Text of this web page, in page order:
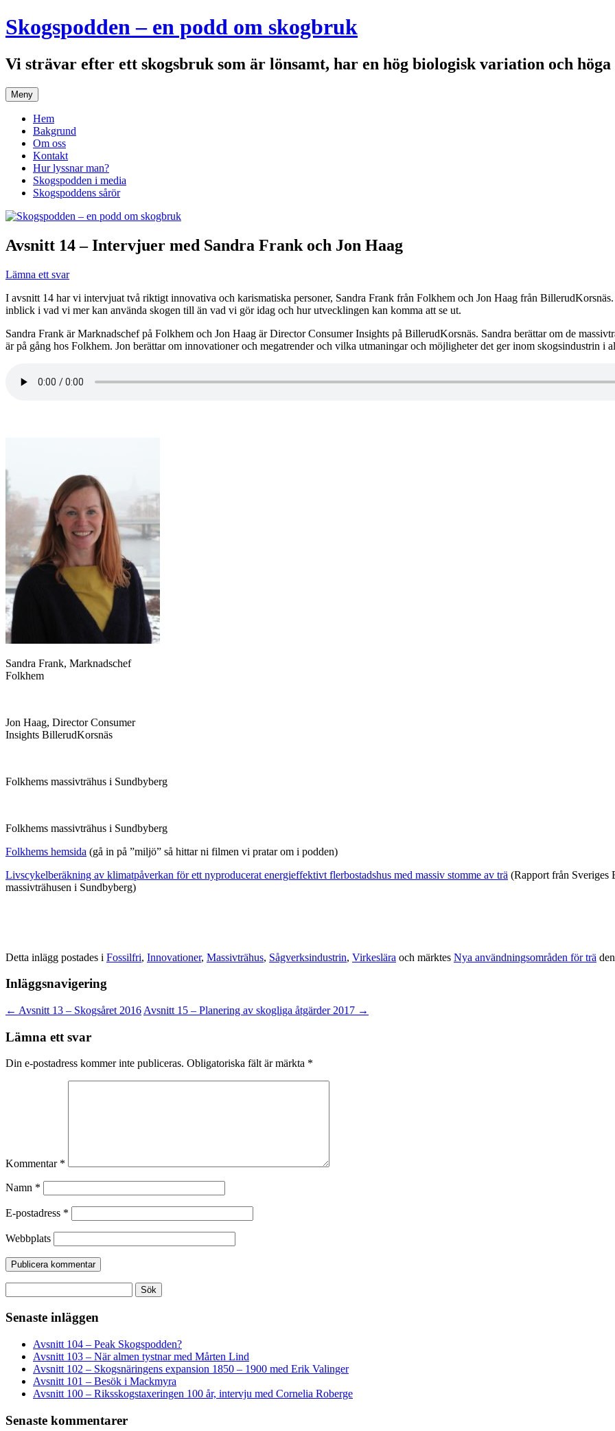
Hoppa
till
Skogspodden – en podd om skogbruk
Vi strävar efter ett skogsbruk som är lönsamt, har en hög biologisk variation och höga
Meny
Hem
Bakgrund
Om oss
Kontakt
Hur lyssnar man?
Skogspodden i media
Skogspoddens sårör
Avsnitt 14 – Intervjuer med Sandra Frank och Jon Haag
Lämna ett svar
I avsnitt 14 har vi intervjuat två riktigt innovativa och karismatiska personer, Sandra Frank från Folkhem och Jon Haag från
inblick i vad vi mer kan använda skogen till än vad vi gör idag och hur utvecklingen kan komma att se ut.
Sandra Frank är Marknadschef på Folkhem och Jon Haag är Director Consumer Insights på BillerudKorsnäs. Sandra berättar om de
är på gång hos Folkhem. Jon berättar om innovationer och megatrender och vilka utmaningar och möjligheter det ger inom skogsindustrin i
Sandra Frank, Marknadschef
Folkhem
Jon Haag, Director Consumer
Insights BillerudKorsnäs
Folkhems massivträhus i Sundbyberg
Folkhems massivträhus i Sundbyberg
Folkhems hemsida (gå in på ”miljö” så hittar ni filmen vi pratar om i podden)
Livscykelberäkning av klimatpåverkan för ett nyproducerat energieffektivt flerbostadshus med massiv stomme av trä (Rapport från Sveriges
massivträhusen i Sundbyberg)
Detta inlägg postades i Fossilfri, Innovationer, Massivträhus, Sågverksindustrin, Virkeslära och märktes Nya användningsområden för trä den
Inläggsnavigering
← Avsnitt 13 – Skogsåret 2016 Avsnitt 15 – Planering av skogliga åtgärder 2017 →
Lämna ett svar
Din e-postadress kommer inte publiceras. Obligatoriska fält är märkta *
Kommentar *
Namn *
E-postadress *
Webbplats
efter:
Senaste inläggen
Avsnitt 104 – Peak Skogspodden?
Avsnitt 103 – När almen tystnar med Mårten Lind
Avsnitt 102 – Skogsnäringens expansion 1850 – 1900 med Erik Valinger
Avsnitt 101 – Besök i Mackmyra
Avsnitt 100 – Riksskogstaxeringen 100 år, intervju med Cornelia Roberge
Senaste kommentarer